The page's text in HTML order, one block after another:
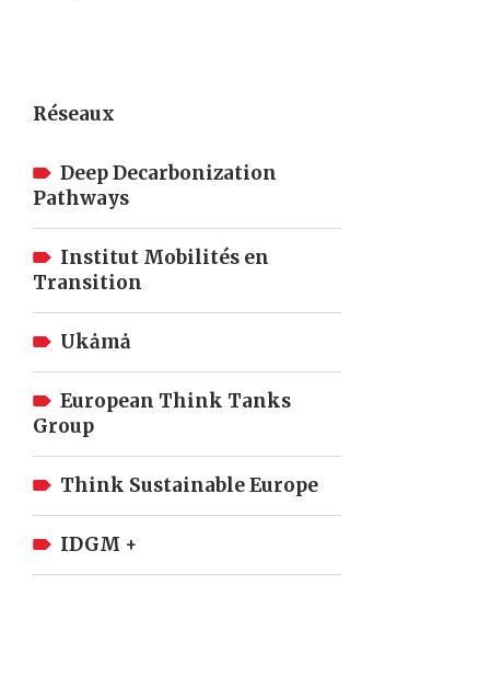
Réseaux
Deep Decarbonization
Pathways
Institut Mobilités en
Transition
Ukȧmȧ
European Think Tanks
Group
Think Sustainable Europe
IDGM +